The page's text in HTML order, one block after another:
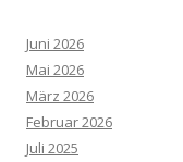
Juni 2026
Mai 2026
März 2026
Februar 2026
Juli 2025